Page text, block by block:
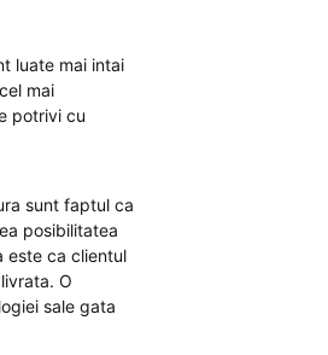
luate mai intai
mai
potrivi cu
sunt faptul ca
posibilitatea
este ca clientul
O
sale gata